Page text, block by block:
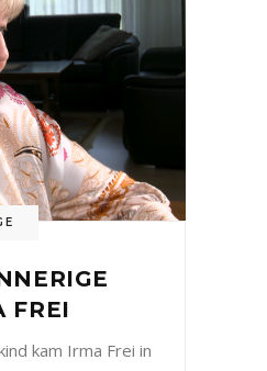
FREI
kam Irma Frei in